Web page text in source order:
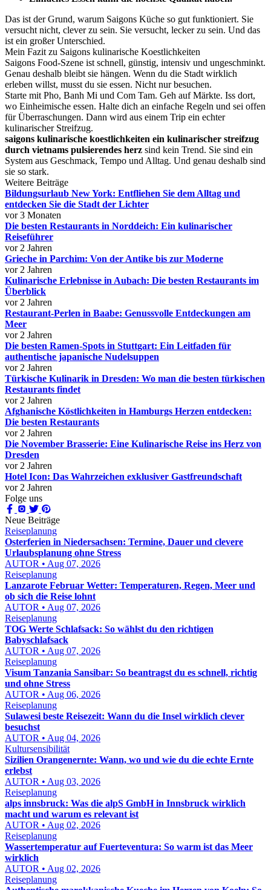
Das ist der Grund, warum Saigons Küche so gut funktioniert. Sie
versucht nicht, clever zu sein. Sie versucht, lecker zu sein. Und das
ist ein großer Unterschied.
Mein Fazit zu Saigons kulinarische Koestlichkeiten
Saigons Food-Szene ist schnell, günstig, intensiv und ungeschminkt.
Genau deshalb bleibt sie hängen. Wenn du die Stadt wirklich
erleben willst, musst du sie essen. Nicht nur besuchen.
Starte mit Pho, Banh Mi und Com Tam. Geh auf Märkte. Iss dort,
wo Einheimische essen. Halte dich an einfache Regeln und sei offen
für Überraschungen. Dann wird aus einem Trip ein echter
kulinarischer Streifzug.
saigons kulinarische koestlichkeiten ein kulinarischer streifzug
durch vietnams pulsierendes herz sind kein Trend. Sie sind ein
System aus Geschmack, Tempo und Alltag. Und genau deshalb sind
sie so stark.
Weitere Beiträge
Bildungsurlaub New York: Entfliehen Sie dem Alltag und
entdecken Sie die Stadt der Lichter
vor 3 Monaten
Die besten Restaurants in Norddeich: Ein kulinarischer
Reiseführer
vor 2 Jahren
Grieche in Parchim: Von der Antike bis zur Moderne
vor 2 Jahren
Kulinarische Erlebnisse in Aubach: Die besten Restaurants im
Überblick
vor 2 Jahren
Restaurant-Perlen in Baabe: Genussvolle Entdeckungen am
Meer
vor 2 Jahren
Die besten Ramen-Spots in Stuttgart: Ein Leitfaden für
authentische japanische Nudelsuppen
vor 2 Jahren
Türkische Kulinarik in Dresden: Wo man die besten türkischen
Restaurants findet
vor 2 Jahren
Afghanische Köstlichkeiten in Hamburgs Herzen entdecken:
Die besten Restaurants
vor 2 Jahren
Die November Brasserie: Eine Kulinarische Reise ins Herz von
Dresden
vor 2 Jahren
Hotel Icon: Das Wahrzeichen exklusiver Gastfreundschaft
vor 2 Jahren
Folge uns
Neue Beiträge
Reiseplanung
Osterferien in Niedersachsen: Termine, Dauer und clevere
Urlaubsplanung ohne Stress
AUTOR • Aug 07, 2026
Reiseplanung
Lanzarote Februar Wetter: Temperaturen, Regen, Meer und
ob sich die Reise lohnt
AUTOR • Aug 07, 2026
Reiseplanung
TOG Werte Schlafsack: So wählst du den richtigen
Babyschlafsack
AUTOR • Aug 07, 2026
Reiseplanung
Visum Tanzania Sansibar: So beantragst du es schnell, richtig
und ohne Stress
AUTOR • Aug 06, 2026
Reiseplanung
Sulawesi beste Reisezeit: Wann du die Insel wirklich clever
besuchst
AUTOR • Aug 04, 2026
Kultursensibilität
Sizilien Orangenernte: Wann, wo und wie du die echte Ernte
erlebst
AUTOR • Aug 03, 2026
Reiseplanung
alps innsbruck: Was die alpS GmbH in Innsbruck wirklich
macht und warum es relevant ist
AUTOR • Aug 02, 2026
Reiseplanung
Wassertemperatur auf Fuerteventura: So warm ist das Meer
wirklich
AUTOR • Aug 02, 2026
Reiseplanung